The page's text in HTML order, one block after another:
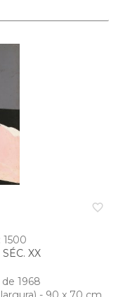
favorite_border
XX
1968